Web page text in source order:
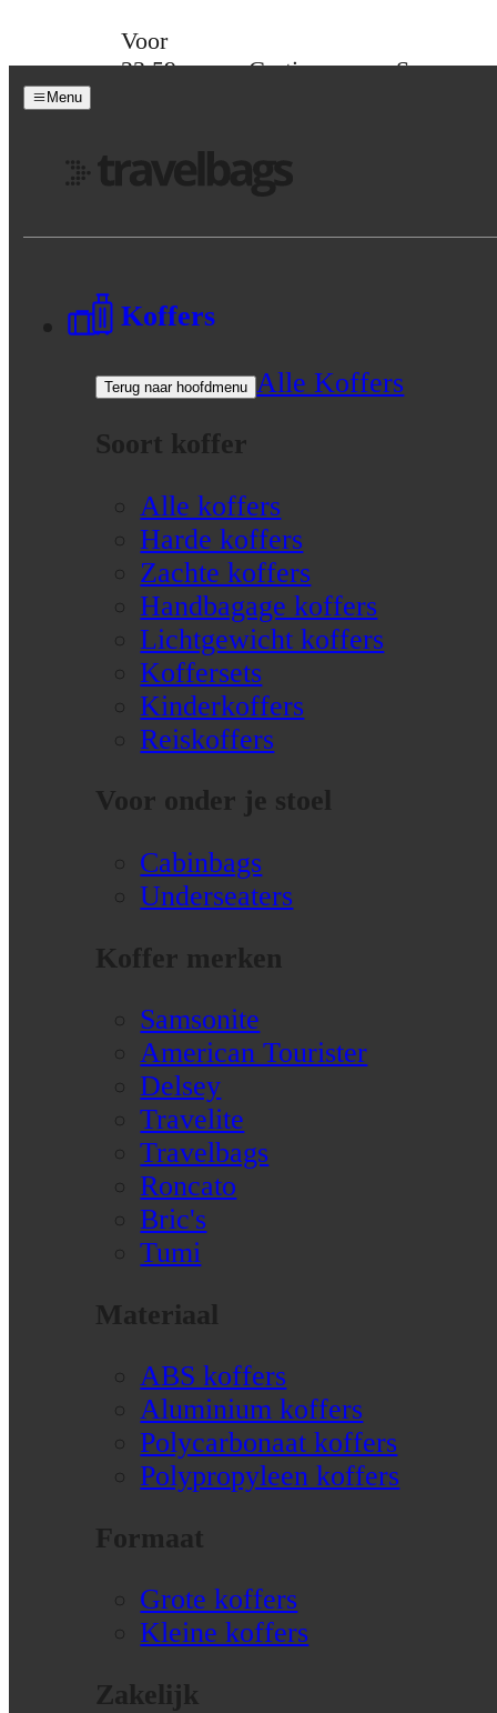
Voor
23:59
Gratis
Spaar
Menu
Koffers
Terug naar hoofdmenu
Alle Koffers
Soort koffer
Alle koffers
Harde koffers
Zachte koffers
Handbagage koffers
Lichtgewicht koffers
Koffersets
Kinderkoffers
Reiskoffers
Voor onder je stoel
Cabinbags
Underseaters
Koffer merken
Samsonite
American Tourister
Delsey
Travelite
Travelbags
Roncato
Bric's
Tumi
Materiaal
ABS koffers
Aluminium koffers
Polycarbonaat koffers
Polypropyleen koffers
Formaat
Grote koffers
Kleine koffers
Zakelijk